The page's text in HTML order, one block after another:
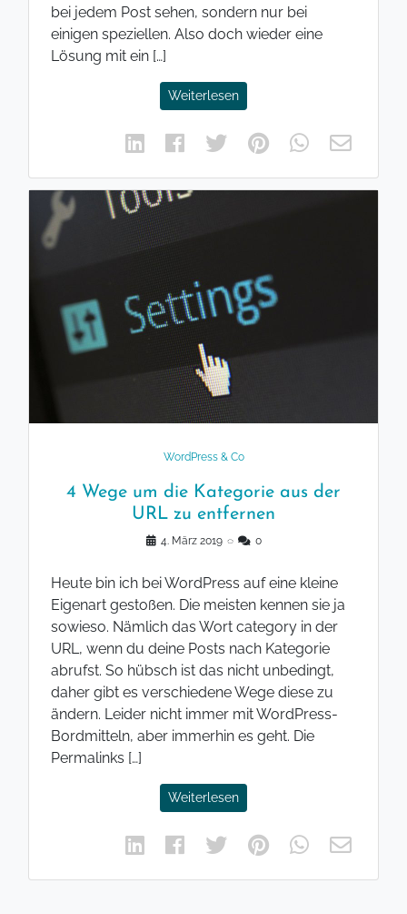
bei jedem Post sehen, sondern nur bei
einigen speziellen. Also doch wieder eine
Lösung mit ein […]
Weiterlesen
WordPress & Co
4 Wege um die Kategorie aus der
URL zu entfernen
4. März 2019 ◌ 0
Heute bin ich bei WordPress auf eine kleine
Eigenart gestoßen. Die meisten kennen sie ja
sowieso. Nämlich das Wort category in der
URL, wenn du deine Posts nach Kategorie
abrufst. So hübsch ist das nicht unbedingt,
daher gibt es verschiedene Wege diese zu
ändern. Leider nicht immer mit WordPress-
Bordmitteln, aber immerhin es geht. Die
Permalinks […]
Weiterlesen